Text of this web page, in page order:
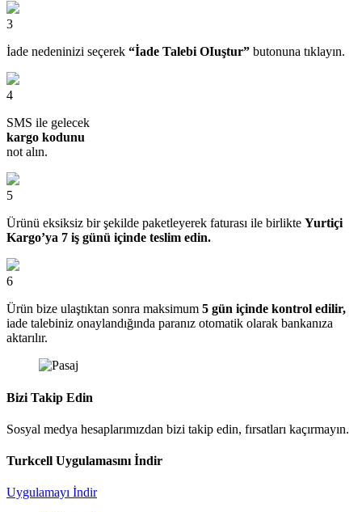
3
İade nedeninizi seçerek “İade Talebi OIuştur” butonuna tıklayın.
4
SMS ile gelecek
kargo kodunu
not alın.
5
Ürünü eksiksiz bir şekilde paketleyerek faturası ile birlikte Yurtiçi
Kargo’ya 7 iş günü içinde teslim edin.
6
Ürün bize ulaştıktan sonra maksimum 5 gün içinde kontrol edilir,
iade talebiniz onaylandığında paranız otomatik olarak bankanıza
aktarılır.
Bizi Takip Edin
Sosyal medya hesaplarımızdan bizi takip edin, fırsatları kaçırmayın.
Turkcell Uygulamasını İndir
Uygulamayı İndir